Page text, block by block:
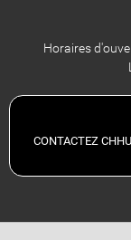
Horaires
CONTACTEZ